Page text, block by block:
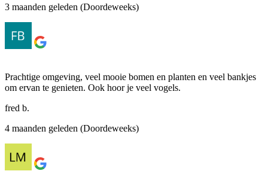
3 maanden geleden (Doordeweeks)
Prachtige omgeving, veel mooie bomen en planten en veel bankjes
om ervan te genieten. Ook hoor je veel vogels.
fred b.
4 maanden geleden (Doordeweeks)